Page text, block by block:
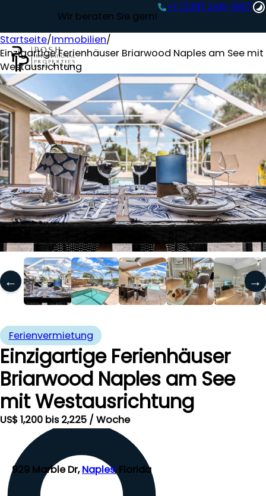
Wir beraten Sie gern!
+1 (239) 248-1667‬
Startseite/Immobilien/
Einzigartige Ferienhäuser Briarwood Naples am See mit
Westausrichtung
← →
Ferienvermietung
Einzigartige Ferienhäuser
Briarwood Naples am See
mit Westausrichtung
US$ 1,200 bis 2,225 / Woche
929 Marble Dr,Naples, Florida